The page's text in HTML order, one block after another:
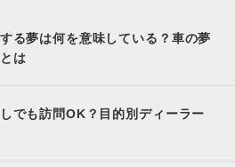
る夢は何を意味している？車の夢
は
でも訪問OK？目的別ディーラー